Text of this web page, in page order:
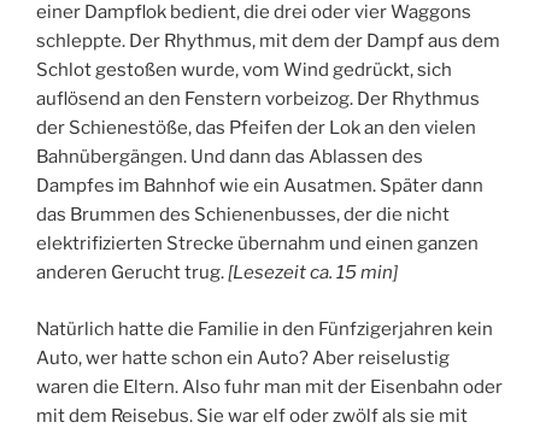
einer Dampflok bedient, die drei oder vier Waggons
schleppte. Der Rhythmus, mit dem der Dampf aus dem
Schlot gestoßen wurde, vom Wind gedrückt, sich
auflösend an den Fenstern vorbeizog. Der Rhythmus
der Schienestöße, das Pfeifen der Lok an den vielen
Bahnübergängen. Und dann das Ablassen des
Dampfes im Bahnhof wie ein Ausatmen. Später dann
das Brummen des Schienenbusses, der die nicht
elektrifizierten Strecke übernahm und einen ganzen
anderen Gerucht trug.[Lesezeit ca. 15min]
Natürlich hatte die Familie in den Fünfzigerjahren kein
Auto, wer hatte schon ein Auto? Aber reiselustig
waren die Eltern. Also fuhr man mit der Eisenbahn oder
mit dem Reisebus. Sie war elf oder zwölf als sie mit